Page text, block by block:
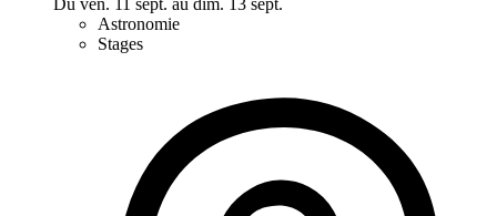
Astronomie
Stages